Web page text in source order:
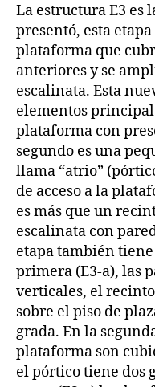
La estructura E3 es
presentó, esta
plataforma que
anteriores y se
escalinata. Esta
elementos
plataforma con
segundo es una
llama “atrio”
de acceso a la
es más que un
escalinata con
etapa también
primera (E3-a), las
verticales, el
sobre el piso de
grada. En la
plataforma son
el pórtico tiene dos